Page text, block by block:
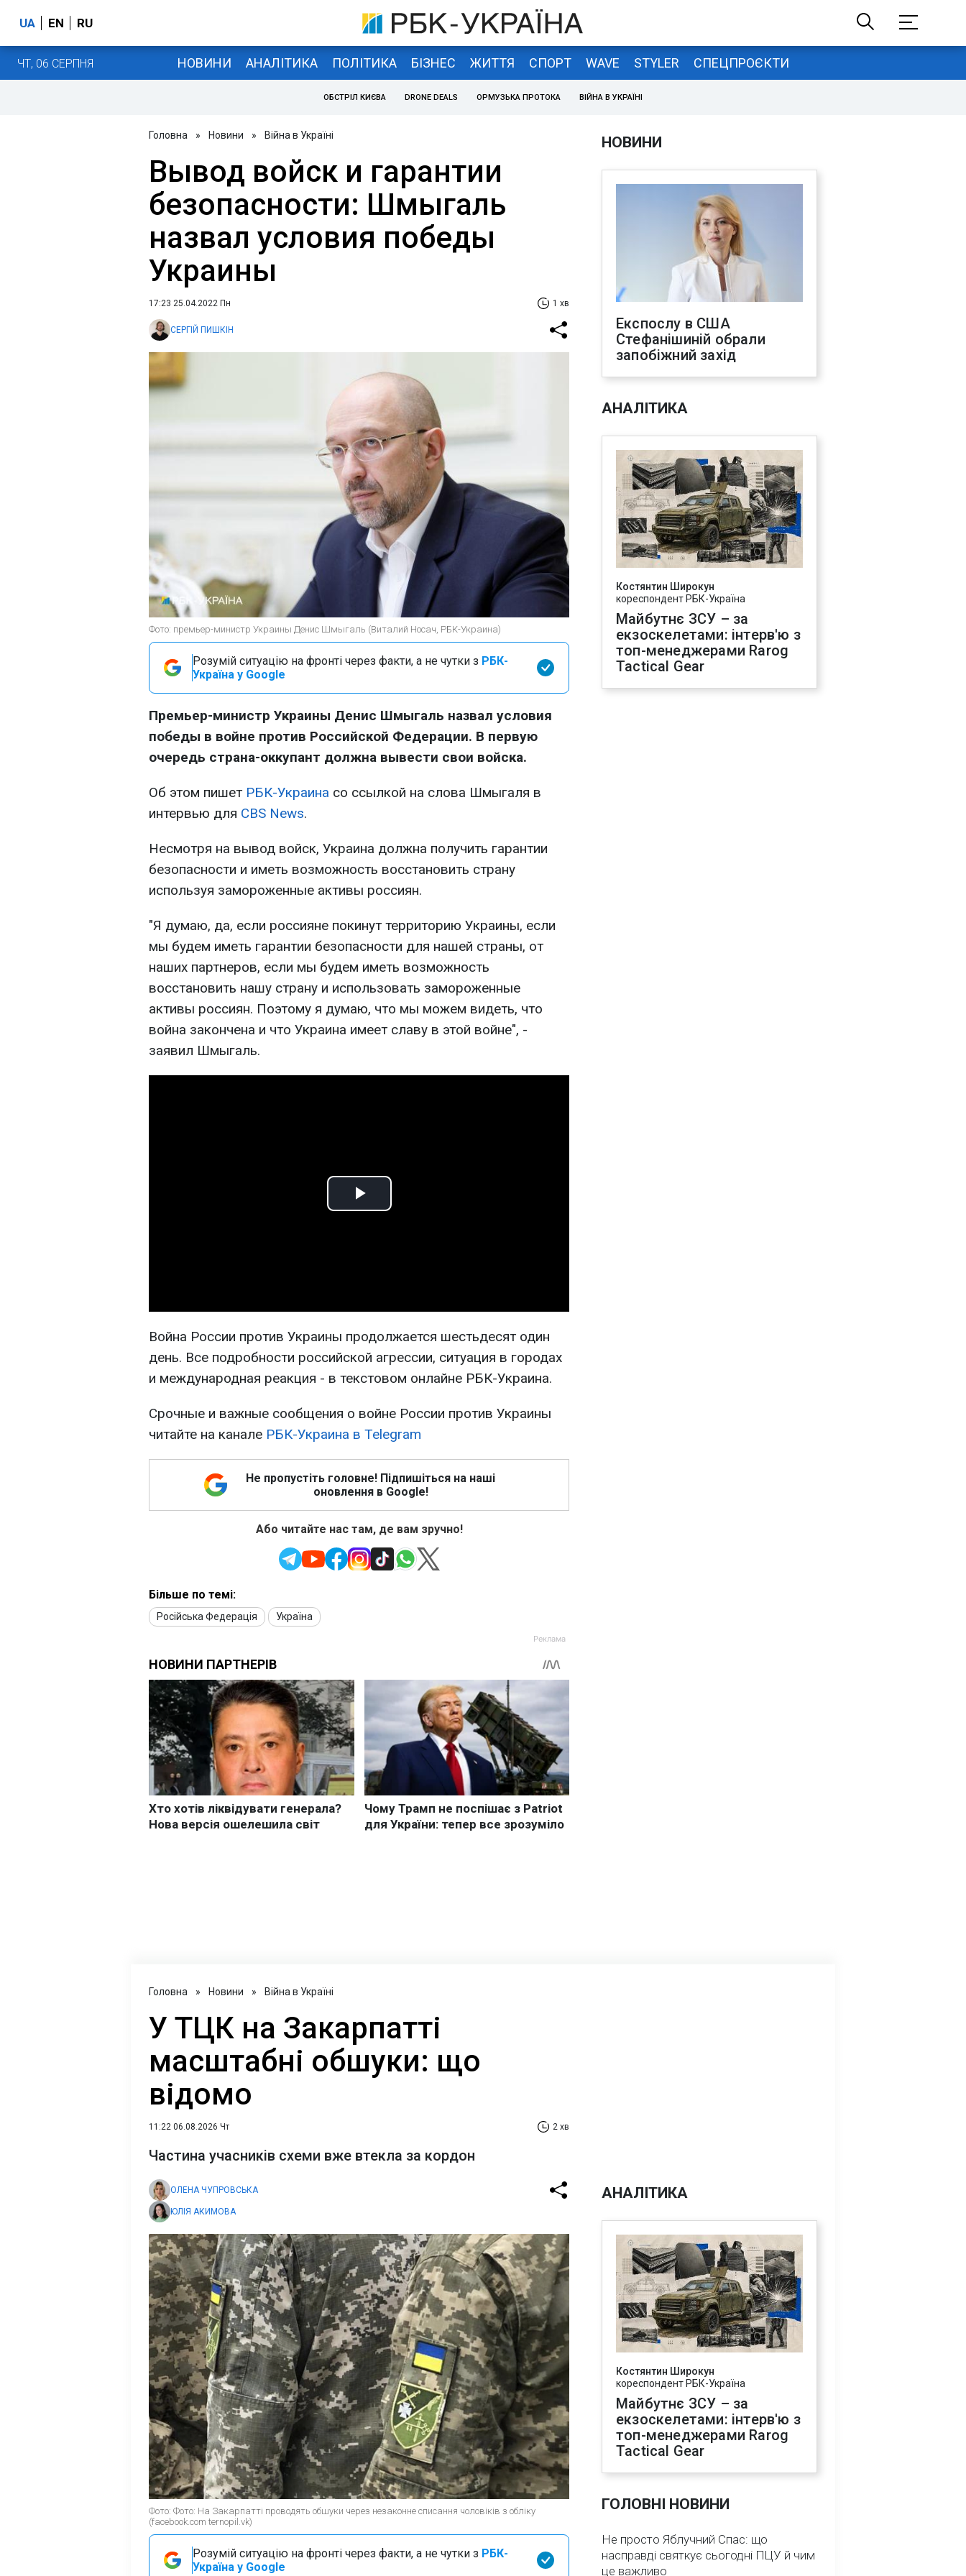
UA EN RU
ЧТ, 06 СЕРПНЯ НОВИНИ АНАЛІТИКА ПОЛІТИКА БІЗНЕС ЖИТТЯ СПОРТ WAVE STYLER СПЕЦПРОЄКТИ
ОБСТРІЛ КИЄВА DRONE DEALS ОРМУЗЬКА ПРОТОКА ВІЙНА В УКРАЇНІ
Головна » Новини » Війна в Україні
Вывод войск и гарантии
безопасности: Шмыгаль
назвал условия победы
Украины
17:23 25.04.2022 Пн 1 хв
СЕРГІЙ ПИШКІН
Фото: премьер-министр Украины Денис Шмыгаль (Виталий Носач, РБК-Украина)
Розумій ситуацію на фронті через факти, а не чутки з РБК-
Україна у Google
Премьер-министр Украины Денис Шмыгаль назвал условия
победы в войне против Российской Федерации. В первую
очередь страна-оккупант должна вывести свои войска.
Об этом пишет РБК-Украина со ссылкой на слова Шмыгаля в
интервью для CBS News.
Несмотря на вывод войск, Украина должна получить гарантии
безопасности и иметь возможность восстановить страну
используя замороженные активы россиян.
"Я думаю, да, если россияне покинут территорию Украины, если
мы будем иметь гарантии безопасности для нашей страны, от
наших партнеров, если мы будем иметь возможность
восстановить нашу страну и использовать замороженные
активы россиян. Поэтому я думаю, что мы можем видеть, что
война закончена и что Украина имеет славу в этой войне", -
заявил Шмыгаль.
Play
Война России против Украины продолжается шестьдесят один
день. Все подробности российской агрессии, ситуация в городах
и международная реакция - в текстовом онлайне РБК-Украина.
Срочные и важные сообщения о войне России против Украины
читайте на канале РБК-Украина в Telegram
Не пропустіть головне! Підпишіться на наші
оновлення в Google!
Або читайте нас там, де вам зручно!
Більше по темі:
Російська Федерація Україна
НОВИНИ
Експослу в США
Стефанішиній обрали
запобіжний захід
АНАЛІТИКА
Костянтин Широкун
кореспондент РБК-Україна
Майбутнє ЗСУ – за
екзоскелетами: інтерв'ю з
топ-менеджерами Rarog
Tactical Gear
Головна » Новини » Війна в Україні
У ТЦК на Закарпатті
масштабні обшуки: що
відомо
11:22 06.08.2026 Чт 2 хв
Частина учасників схеми вже втекла за кордон
ОЛЕНА ЧУПРОВСЬКА
ЮЛІЯ АКИМОВА
Фото: Фото: На Закарпатті проводять обшуки через незаконне списання чоловіків з обліку
(facebook.com ternopil.vk)
Розумій ситуацію на фронті через факти, а не чутки з РБК-
Україна у Google
АНАЛІТИКА
Костянтин Широкун
кореспондент РБК-Україна
Майбутнє ЗСУ – за
екзоскелетами: інтерв'ю з
топ-менеджерами Rarog
Tactical Gear
ГОЛОВНІ НОВИНИ
Не просто Яблучний Спас: що
насправді святкує сьогодні ПЦУ й чим
це важливо